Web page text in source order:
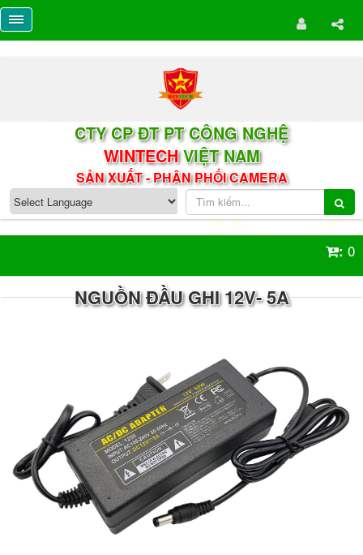
CTY CP ĐT PT CÔNG NGHỆ
WINTECHVIỆT NAM
SẢN XUẤT - PHÂN PHỐI CAMERA
: 0
NGUỒN ĐẦU GHI 12V- 5A